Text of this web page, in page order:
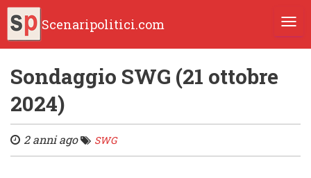
Scenaripolitici.com
Sondaggio SWG (21 ottobre
2024)
2 anni ago SWG